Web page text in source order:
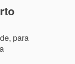
para